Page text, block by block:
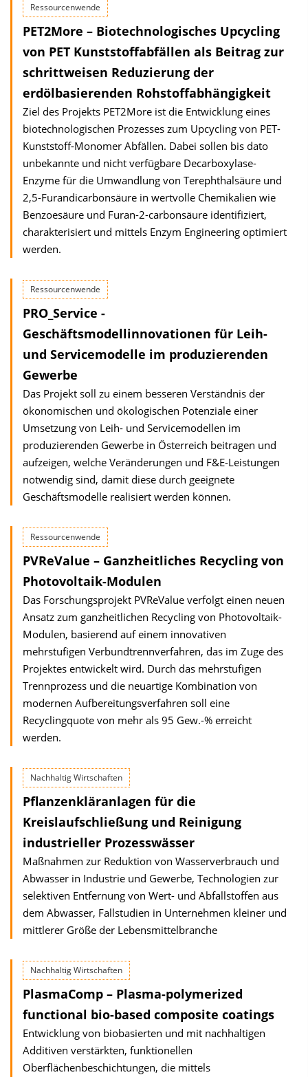
Ressourcenwende
PET2More – Biotechnologisches Upcycling
von PET Kunststoffabfällen als Beitrag zur
schrittweisen Reduzierung der
erdölbasierenden Rohstoffabhängigkeit
Ziel des Projekts PET2More ist die Entwicklung eines
biotechnologischen Prozesses zum Upcycling von PET-
Kunststoff-Monomer Abfällen. Dabei sollen bis dato
unbekannte und nicht verfügbare Decarboxylase-
Enzyme für die Umwandlung von Terephthalsäure und
2,5-Furandicarbonsäure in wertvolle Chemikalien wie
Benzoesäure und Furan-2-carbonsäure identifiziert,
charakterisiert und mittels Enzym Engineering optimiert
werden.
Ressourcenwende
PRO_Service -
Geschäftsmodellinnovationen für Leih-
und Servicemodelle im produzierenden
Gewerbe
Das Projekt soll zu einem besseren Verständnis der
ökonomischen und ökologischen Potenziale einer
Umsetzung von Leih- und Servicemodellen im
produzierenden Gewerbe in Österreich beitragen und
aufzeigen, welche Veränderungen und F&E-Leistungen
notwendig sind, damit diese durch geeignete
Geschäftsmodelle realisiert werden können.
Ressourcenwende
PVReValue – Ganzheitliches Recycling von
Photovoltaik-Modulen
Das Forschungsprojekt PVReValue verfolgt einen neuen
Ansatz zum ganzheitlichen Recycling von Photovoltaik-
Modulen, basierend auf einem innovativen
mehrstufigen Verbundtrennverfahren, das im Zuge des
Projektes entwickelt wird. Durch das mehrstufigen
Trennprozess und die neuartige Kombination von
modernen Aufbereitungsverfahren soll eine
Recyclingquote von mehr als 95 Gew.-% erreicht
werden.
Nachhaltig Wirtschaften
Pflanzenkläranlagen für die
Kreislaufschließung und Reinigung
industrieller Prozesswässer
Maßnahmen zur Reduktion von Wasserverbrauch und
Abwasser in Industrie und Gewerbe, Technologien zur
selektiven Entfernung von Wert- und Abfallstoffen aus
dem Abwasser, Fallstudien in Unternehmen kleiner und
mittlerer Größe der Lebensmittelbranche
Nachhaltig Wirtschaften
PlasmaComp – Plasma-polymerized
functional bio-based composite coatings
Entwicklung von biobasierten und mit nachhaltigen
Additiven verstärkten, funktionellen
Oberflächenbeschichtungen, die mittels